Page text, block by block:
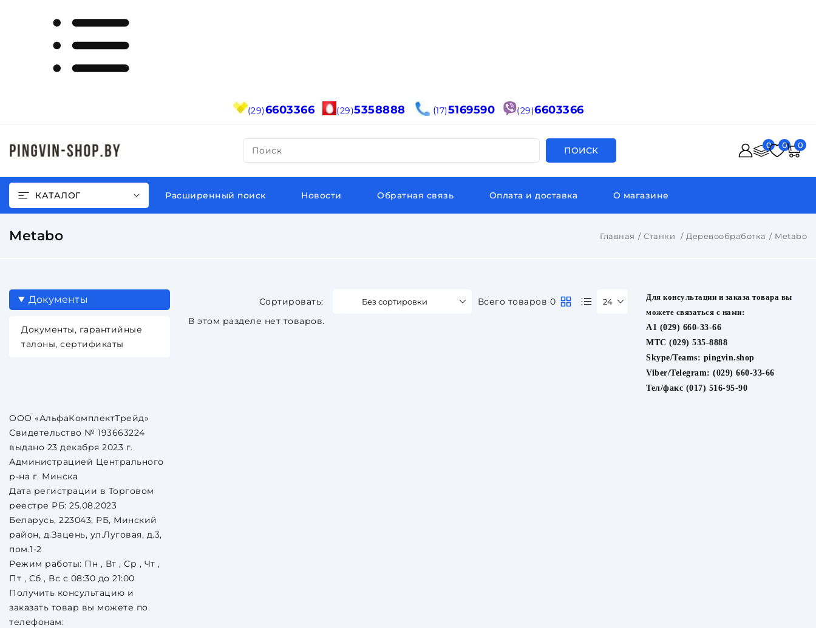
(29)6603366 (29)5358888 (17)5169590 (29)6603366
Поиск ПОИСК 0 0 0
КАТАЛОГ Расширенный поиск Новости Обратная связь Оплата и доставка О магазине
Metabo Главная Станки Деревообработка Metabo
Документы
Документы, гарантийные
талоны, сертификаты
ООО «АльфаКомплектТрейд»
Свидетельство № 193663224
выдано 23 декабря 2023 г.
Администрацией Центрального
р-на г. Минска
Дата регистрации в Торговом
реестре РБ: 25.08.2023
Беларусь, 223043, РБ, Минский
район, д.Зацень, ул.Луговая, д.3,
пом.1-2
Режим работы: Пн , Вт , Ср , Чт ,
Пт , Сб , Вс c 08:30 до 21:00
Получить консультацию и
заказать товар вы можете по
телефонам:
Без сортировки Всего товаров 0 24
В этом разделе нет товаров.
Для консультации и заказа товара вы
можете связаться с нами:
A1 (029) 660-33-66
МТС (029) 535-8888
Skype/Teams: pingvin.shop
Viber/Telegram: (029) 660-33-66
Тел/факс (017) 516-95-90